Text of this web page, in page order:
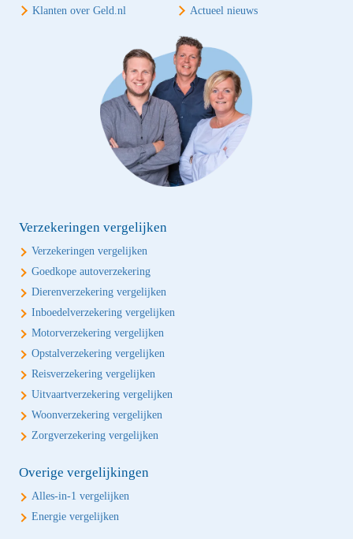
Klanten over Geld.nl
Actueel nieuws
Verzekeringen vergelijken
Verzekeringen vergelijken
Goedkope autoverzekering
Dierenverzekering vergelijken
Inboedelverzekering vergelijken
Motorverzekering vergelijken
Opstalverzekering vergelijken
Reisverzekering vergelijken
Uitvaartverzekering vergelijken
Woonverzekering vergelijken
Zorgverzekering vergelijken
Overige vergelijkingen
Alles-in-1 vergelijken
Energie vergelijken